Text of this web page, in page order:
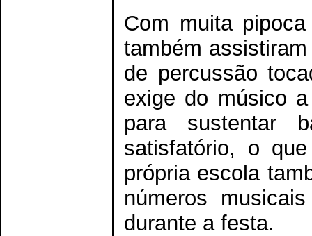
Com muita
também
de percussão
exige do músico
para sustentar
satisfatório, o
própria escola
números
durante a festa.